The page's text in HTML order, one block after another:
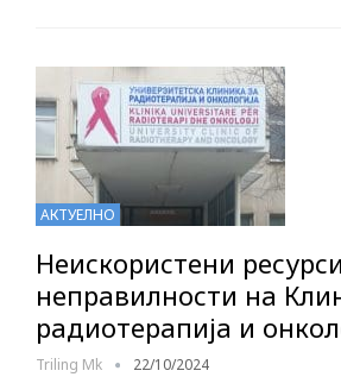
АКТУЕЛНО
Неискористени
неправилности на
радиотерапија и
Triling Mk 22/10/2024